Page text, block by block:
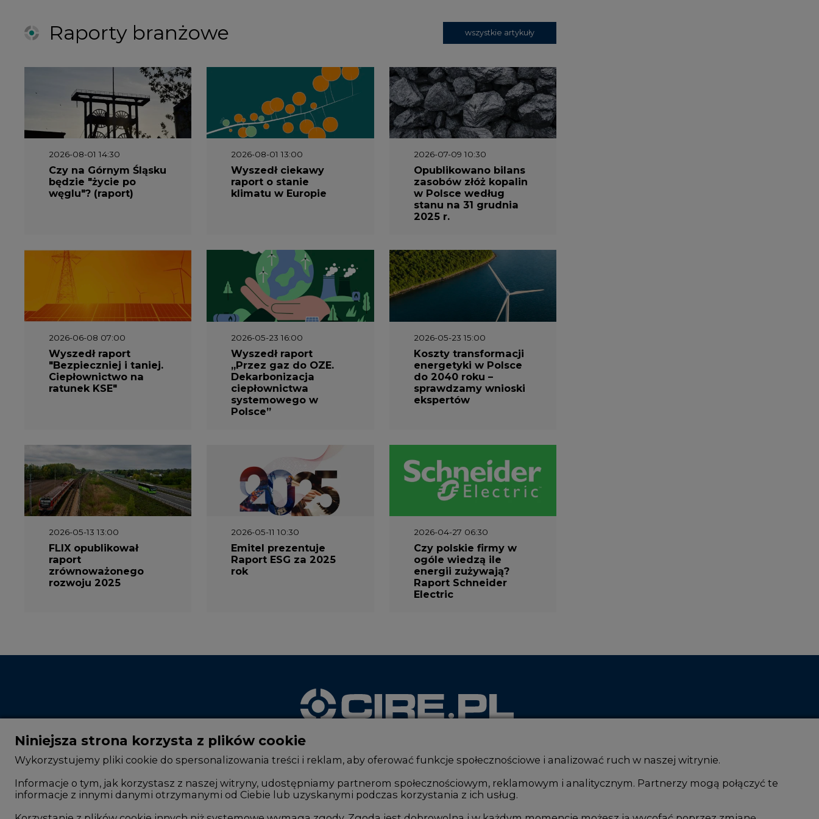
Raporty branżowe wszystkie artykuły
2026-08-01 14:30
Czy na Górnym Śląsku
będzie "życie po
węglu"? (raport)
2026-08-01 13:00
Wyszedł ciekawy
raport o stanie
klimatu w Europie
2026-07-09 10:30
Opublikowano bilans
zasobów złóż kopalin
w Polsce według
stanu na 31 grudnia
2025 r.
2026-06-08 07:00
Wyszedł raport
"Bezpieczniej i taniej.
Ciepłownictwo na
ratunek KSE"
2026-05-23 16:00
Wyszedł raport
„Przez gaz do OZE.
Dekarbonizacja
ciepłownictwa
systemowego w
Polsce”
2026-05-23 15:00
Koszty transformacji
energetyki w Polsce
do 2040 roku –
sprawdzamy wnioski
ekspertów
2026-05-13 13:00
FLIX opublikował
raport
zrównoważonego
rozwoju 2025
2026-05-11 10:30
Emitel prezentuje
Raport ESG za 2025
rok
2026-04-27 06:30
Czy polskie firmy w
ogóle wiedzą ile
energii zużywają?
Raport Schneider
Electric
CIRE - kim jesteśmy
Rok 2025 na CIRE
Zmiany kadrowe na rynku
Innowacje i AI
Niniejsza strona korzysta z plików cookie
Wykorzystujemy pliki cookie do spersonalizowania treści i reklam, aby oferować funkcje społecznościowe i analizować ruch w naszej witrynie.
Informacje o tym, jak korzystasz z naszej witryny, udostępniamy partnerom społecznościowym, reklamowym i analitycznym. Partnerzy mogą połączyć te
informacje z innymi danymi otrzymanymi od Ciebie lub uzyskanymi podczas korzystania z ich usług.